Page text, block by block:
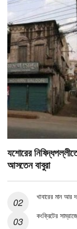
যশোরের
আসতেন বাবুরা
খাবারের মান আর
কংক্রিটের